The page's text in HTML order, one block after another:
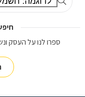
ספרו לנו על העסק